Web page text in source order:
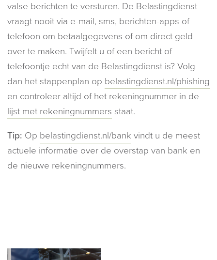
valse berichten te versturen. De Belastingdienst
vraagt nooit via e-mail, sms, berichten-apps of
telefoon om betaalgegevens of om direct geld
over te maken. Twijfelt u of een bericht of
telefoontje echt van de Belastingdienst is? Volg
dan het stappenplan op belastingdienst.nl/phishing
en controleer altijd of het rekeningnummer in de
lijst met rekeningnummers staat.
Tip: Op belastingdienst.nl/bank vindt u de meest
actuele informatie over de overstap van bank en
de nieuwe rekeningnummers.